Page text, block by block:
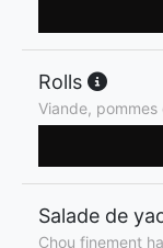
Rolls
Viande,
Salade de
Chou finement